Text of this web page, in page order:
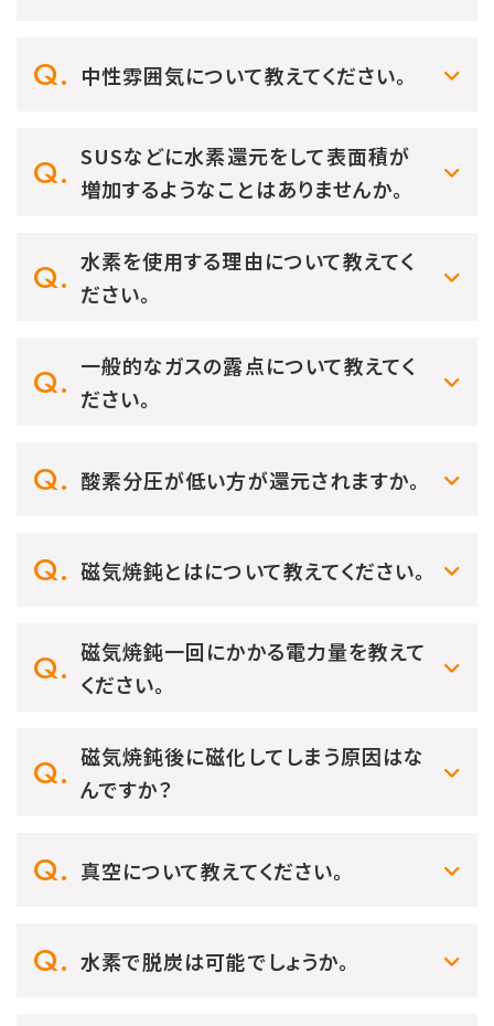
中性雰囲気について教えてください。
SUSなどに水素還元をして表面積が
増加するようなことはありませんか。
水素を使用する理由について教えてく
ださい。
一般的なガスの露点について教えてく
ださい。
酸素分圧が低い方が還元されますか。
磁気焼鈍とはについて教えてください。
磁気焼鈍一回にかかる電力量を教えて
ください。
磁気焼鈍後に磁化してしまう原因はな
んですか？
真空について教えてください。
水素で脱炭は可能でしょうか。